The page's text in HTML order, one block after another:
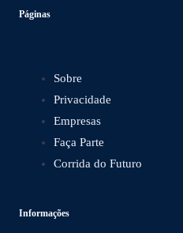
Páginas
Sobre
Privacidade
Empresas
Faça Parte
Corrida do Futuro
Informações